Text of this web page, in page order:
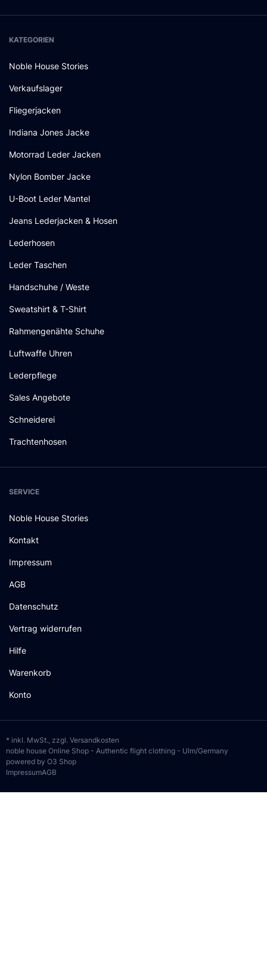
KATEGORIEN
Noble House Stories
Verkaufslager
Fliegerjacken
Indiana Jones Jacke
Motorrad Leder Jacken
Nylon Bomber Jacke
U-Boot Leder Mantel
Jeans Lederjacken & Hosen
Lederhosen
Leder Taschen
Handschuhe / Weste
Sweatshirt & T-Shirt
Rahmengenähte Schuhe
Luftwaffe Uhren
Lederpflege
Sales Angebote
Schneiderei
Trachtenhosen
SERVICE
Noble House Stories
Kontakt
Impressum
AGB
Datenschutz
Vertrag widerrufen
Hilfe
Warenkorb
Konto
* inkl. MwSt., zzgl. Versandkosten
noble house Online Shop - Authentic flight clothing - Ulm/Germany
powered by O3 Shop
ImpressumAGB